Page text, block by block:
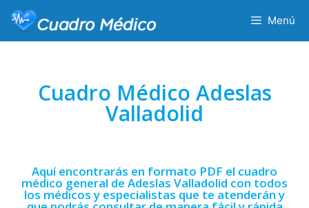
Menú
Cuadro Médico Adeslas
Valladolid
Aquí encontrarás en formato PDF el cuadro
médico general de Adeslas Valladolid con todos
los médicos y especialistas que te atenderán y